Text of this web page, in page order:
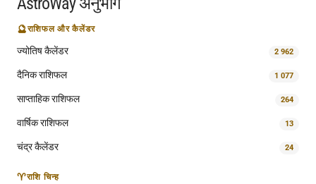
🔮राशिफल और कैलेंडर
ज्योतिष कैलेंडर 2 962
दैनिक राशिफल 1 077
साप्ताहिक राशिफल 264
वार्षिक राशिफल 13
चंद्र कैलेंडर 24
♈राशि चिन्ह